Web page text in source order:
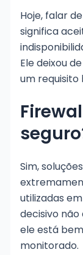
Hoje, falar
significa
Ele deixou
um requisito
Sim,
utilizadas
decisivo não
ele está
monitorado.